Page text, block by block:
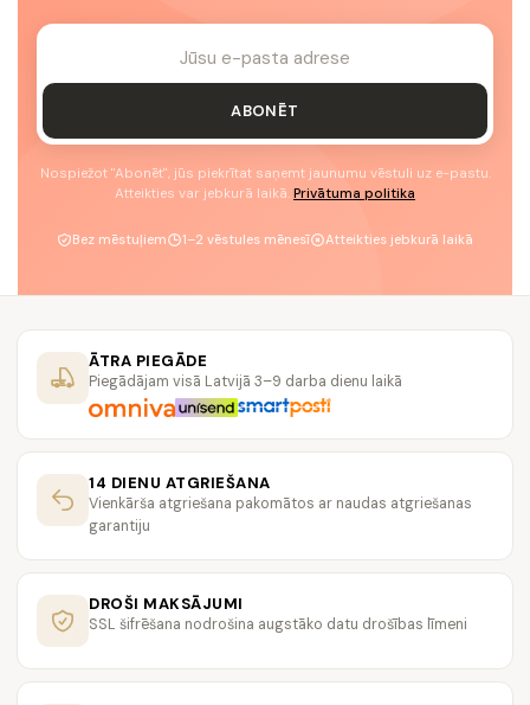
ABONĒT
Nospiežot "Abonēt", jūs piekrītat saņemt jaunumu vēstuli uz e-pastu.
Atteikties var jebkurā laikā. Privātuma politika
Bez mēstuļiem 1–2 vēstules mēnesī Atteikties jebkurā laikā
ĀTRA PIEGĀDE
Piegādājam visā Latvijā 3–9 darba dienu laikā
14 DIENU ATGRIEŠANA
Vienkārša atgriešana pakomātos ar naudas atgriešanas
garantiju
DROŠI MAKSĀJUMI
SSL šifrēšana nodrošina augstāko datu drošības līmeni